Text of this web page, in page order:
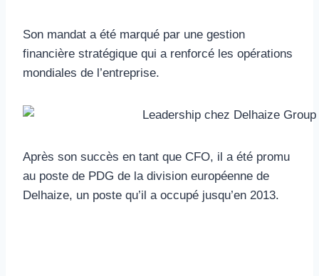
Son mandat a été marqué par une gestion
financière stratégique qui a renforcé les opérations
mondiales de l’entreprise.
Après son succès en tant que CFO, il a été promu
au poste de PDG de la division européenne de
Delhaize, un poste qu’il a occupé jusqu’en 2013.